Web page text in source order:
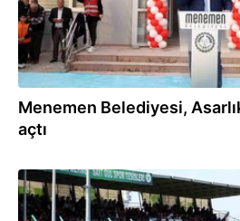
Menemen Belediyesi,
açtı
26.02.2024